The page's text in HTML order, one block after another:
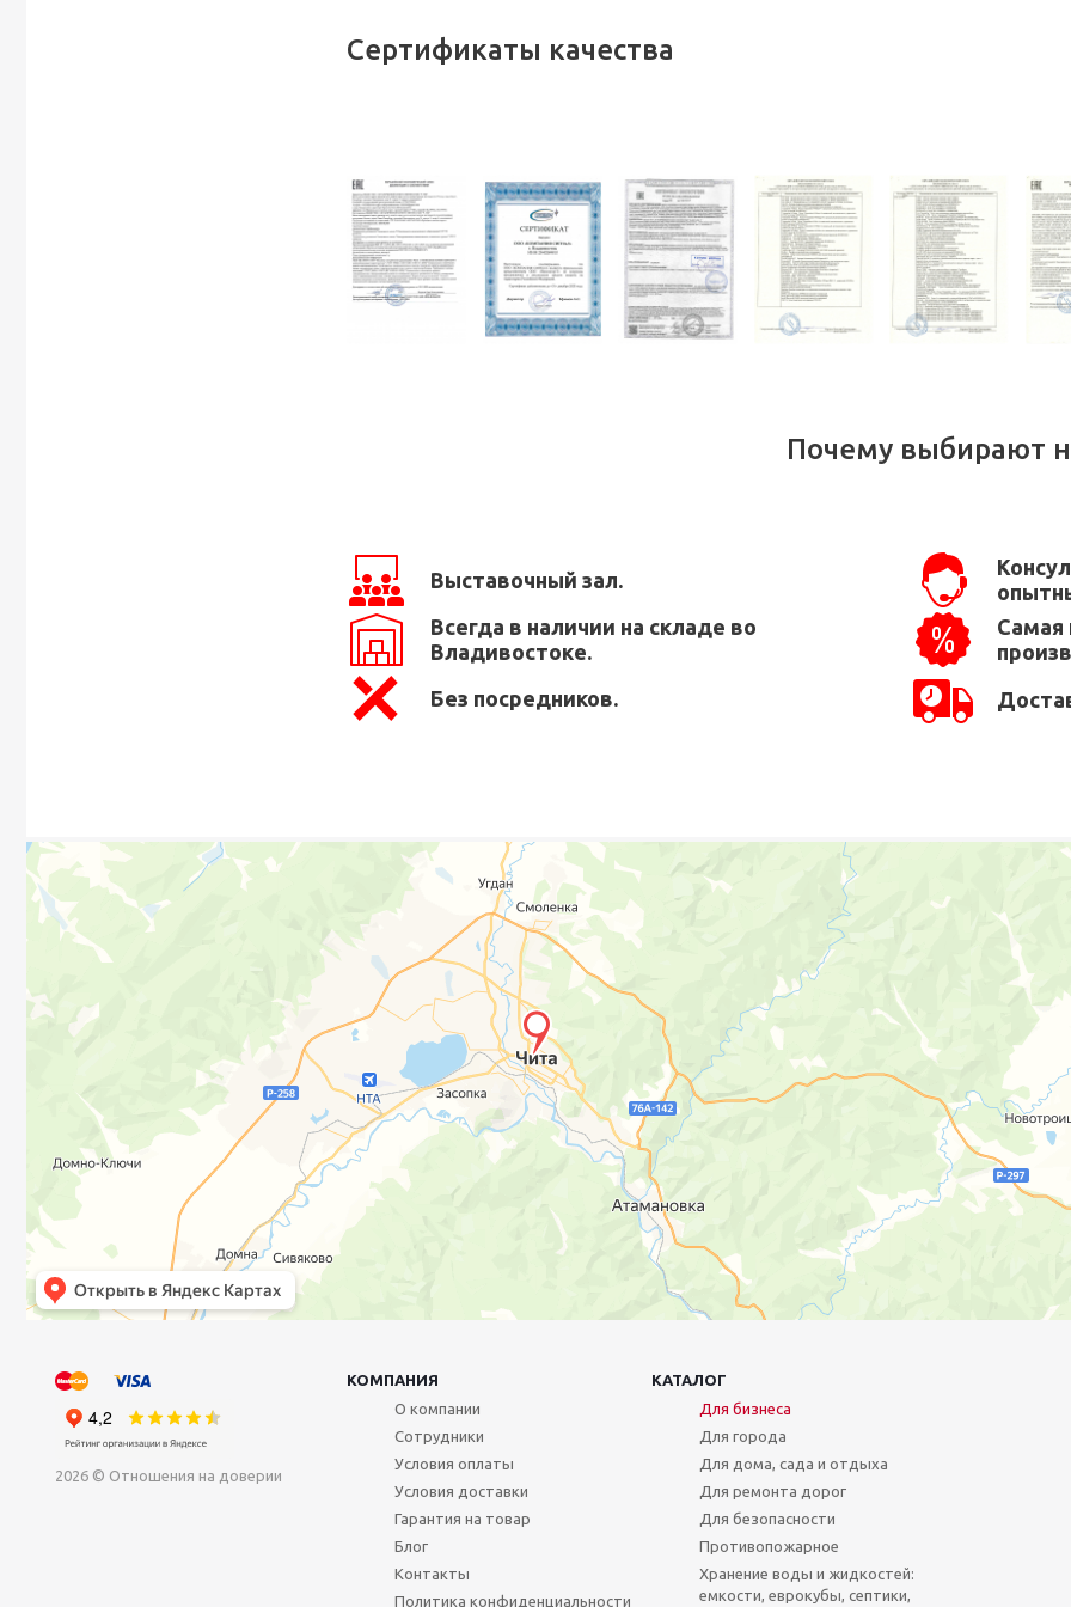
Сертификаты качества
Почему выбирают
Выставочный зал.
Всегда в наличии на складе во
Владивостоке.
Самая
Без посредников.
2026 © Отношения на доверии
КОМПАНИЯ
КАТАЛОГ
О компании
Сотрудники
Условия оплаты
Условия доставки
Гарантия на товар
Блог
Контакты
Политика конфиденциальности
Для бизнеса
Для города
Для дома, сада и отдыха
Для ремонта дорог
Для безопасности
Противопожарное
Хранение воды и жидкостей:
емкости, еврокубы, септики,